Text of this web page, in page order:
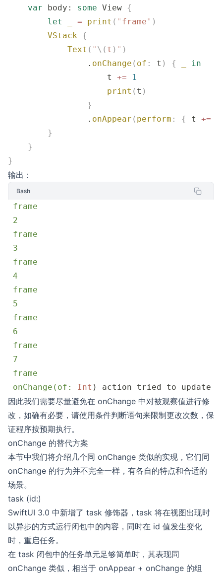
    var
body: some View {
        let
= print ( " frame" )
        VStack
{
            Text
( " \( t ) " )
                .
onChange ( of : t ) {
in
                    t
+= 1
                    print
( t )
                }
                .
onAppear ( perform : { t +=
        }
    }
}
输出：
Bash
frame
2
frame
3
frame
4
frame
5
frame
6
frame
7
frame
onChange(of:
Int ) action tried to update
因此我们需要尽量避免在 onChange 中对被观察值进行修
改，如确有必要，请使用条件判断语句来限制更改次数，保
证程序按预期执行。
onChange 的替代方案
本节中我们将介绍几个同 onChange 类似的实现，它们同
onChange 的行为并不完全一样，有各自的特点和合适的
场景。
task (id:)
SwiftUI 3.0 中新增了 task 修饰器，task 将在视图出现时
以异步的方式运行闭包中的内容，同时在 id 值发生变化
时，重启任务。
在 task 闭包中的任务单元足够简单时，其表现同
onChange 类似，相当于 onAppear + onChange 的组